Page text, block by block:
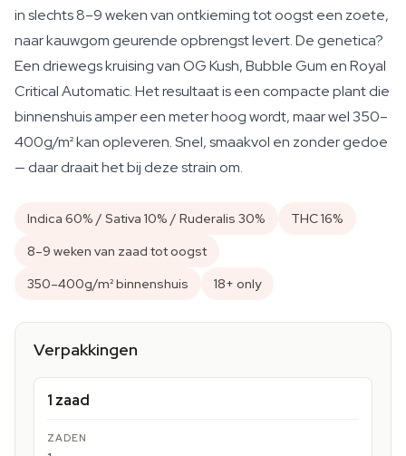
in slechts 8–9 weken van ontkieming tot oogst een zoete,
naar kauwgom geurende opbrengst levert. De genetica?
Een driewegs kruising van OG Kush, Bubble Gum en Royal
Critical Automatic. Het resultaat is een compacte plant die
binnenshuis amper een meter hoog wordt, maar wel 350–
400g/m² kan opleveren. Snel, smaakvol en zonder gedoe
— daar draait het bij deze strain om.
Indica 60% / Sativa 10% / Ruderalis 30%
THC 16%
8–9 weken van zaad tot oogst
350–400g/m² binnenshuis
18+ only
Verpakkingen
1 zaad